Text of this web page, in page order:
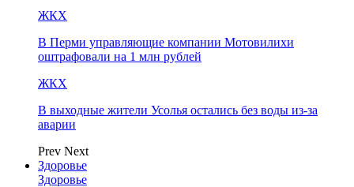
ЖКХ
В Перми управляющие компании Мотовилихи
оштрафовали на 1 млн рублей
ЖКХ
В выходные жители Усолья остались без воды из-за
аварии
Prev Next
Здоровье
Здоровье